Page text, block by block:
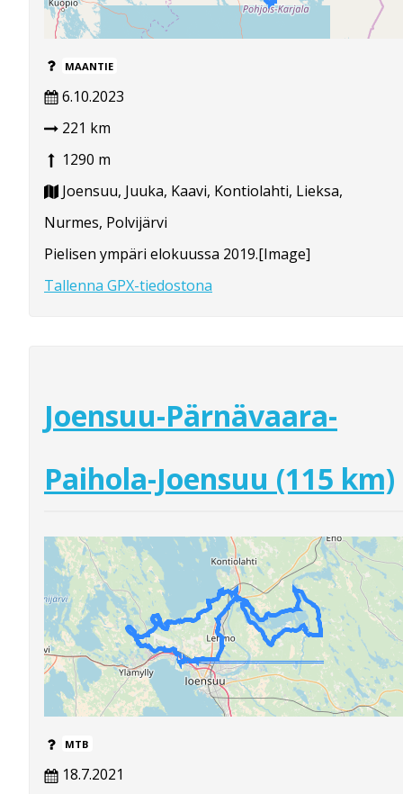
MAANTIE
6.10.2023
221 km
1290 m
Joensuu, Juuka, Kaavi, Kontiolahti, Lieksa,
Nurmes, Polvijärvi
Pielisen ympäri elokuussa 2019.[Image]
Tallenna GPX-tiedostona
Joensuu-Pärnävaara-
Paihola-Joensuu (115 km)
MTB
18.7.2021